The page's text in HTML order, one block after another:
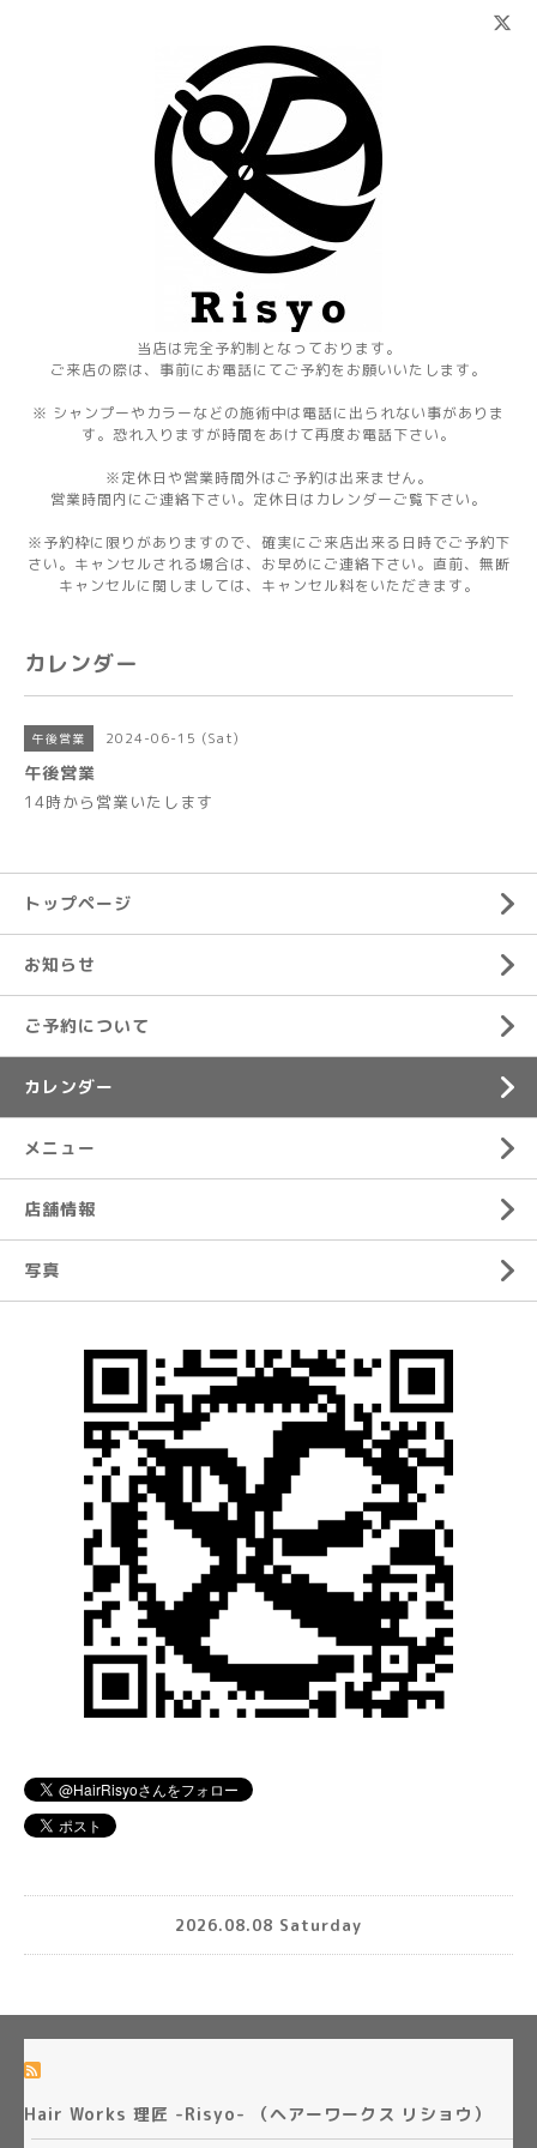
当店は完全予約制となっております。
ご来店の際は、事前にお電話にてご予約をお願いいたします。
※ シャンプーやカラーなどの施術中は電話に出られない事がありま
す。恐れ入りますが時間をあけて再度お電話下さい。
※定休日や営業時間外はご予約は出来ません。
営業時間内にご連絡下さい。定休日はカレンダーご覧下さい。
※予約枠に限りがありますので、確実にご来店出来る日時でご予約下
さい。キャンセルされる場合は、お早めにご連絡下さい。直前、無断
キャンセルに関しましては、キャンセル料をいただきます。
カレンダー
午後営業 2024-06-15 (Sat)
午後営業
14時から営業いたします
トップページ
お知らせ
ご予約について
カレンダー
メニュー
店舗情報
写真
2026.08.08 Saturday
Hair Works 理匠 -Risyo- （ヘアーワークス リショウ）